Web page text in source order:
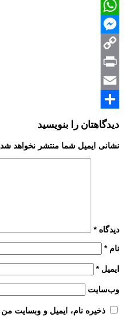
Telegram
WhatsApp
Messenger
Copy
Link
Print
Email
Share
دیدگاهتان را بنویسید
نشانی ایمیل شما منتشر نخواهد
دیدگاه*
نام*
ایمیل*
وب‌سایت
ذخیره نام، ایمیل و وبسایت